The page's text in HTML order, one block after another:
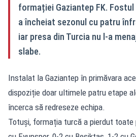
formației Gaziantep FK. Fostul
a încheiat sezonul cu patru
iar presa din Turcia nu l-a
slabe.
Instalat la Gaziantep în primăvara
dispoziție doar ultimele patru etape
încerca să redreseze echipa.
Totuși, formația turcă a pierdut toate